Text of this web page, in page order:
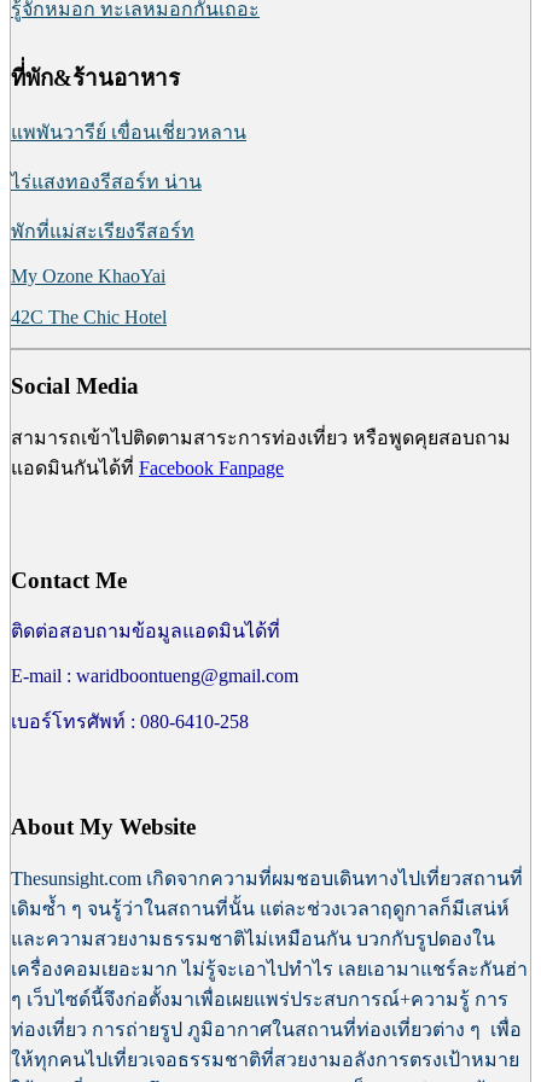
รู้จักหมอก ทะเลหมอกกันเถอะ
ที่่พัก&ร้านอาหาร
แพพันวารีย์ เขื่อนเชี่ยวหลาน
ไร่แสงทองรีสอร์ท น่าน
พักที่แม่สะเรียงรีสอร์ท
My Ozone KhaoYai
42C The Chic Hotel
Social Media
สามารถเข้าไปติดตามสาระการท่องเที่ยว หรือพูดคุยสอบถาม
แอดมินกันได้ที่ Facebook Fanpage
Contact Me
ติดต่อสอบถามข้อมูลแอดมินได้ที่
E-mail : waridboontueng@gmail.com
เบอร์โทรศัพท์ : 080-6410-258
About My Website
Thesunsight.com เกิดจากความที่ผมชอบเดินทางไปเที่ยวสถานที่
เดิมซ้ำ ๆ จนรู้ว่าในสถานที่นั้น แต่ละช่วงเวลาฤดูกาลก็มีเสน่ห์
และความสวยงามธรรมชาติไม่เหมือนกัน บวกกับรูปดองใน
เครื่องคอมเยอะมาก ไม่รู้จะเอาไปทำไร เลยเอามาแชร์ละกันฮ่า
ๆ เว็บไซด์นี้จึงก่อตั้งมาเพื่อเผยแพร่ประสบการณ์+ความรู้ การ
ท่องเที่ยว การถ่ายรูป ภูมิอากาศในสถานที่ท่องเที่ยวต่าง ๆ เพื่อ
ให้ทุกคนไปเที่ยวเจอธรรมชาติที่สวยงามอลังการตรงเป้าหมาย